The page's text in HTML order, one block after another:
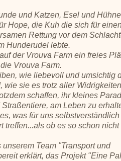
und Katzen, Esel und
Hope, die Kuh die sich für
Rettung vor dem
Hunderudel lebte.
der Vrouva Farm ein freies
Vrouva Farm.
wie liebevoll und umsichtig
wie sie es trotz aller
schaffen, ihr kleines
am Leben zu
was für uns
treffen...als ob es so schon
Team "Transport und
erklärt, das Projekt "Eine